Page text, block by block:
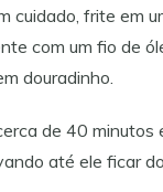
cuidado, frite em
com um fio de
douradinho.
de 40 minutos
até ele ficar